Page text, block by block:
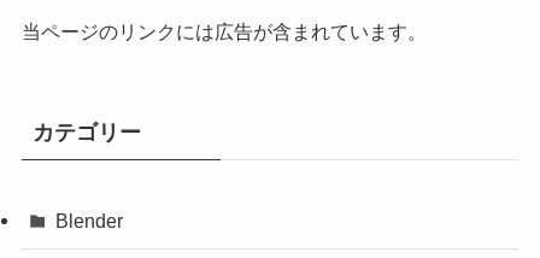
当ページのリンクには広告が含まれています。
カテゴリー
Blender